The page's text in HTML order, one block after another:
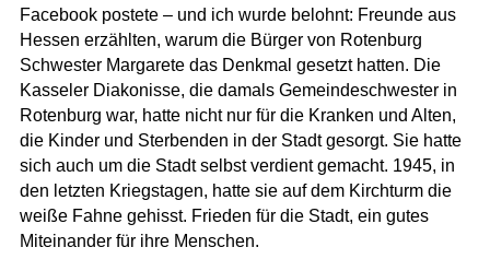
Facebook postete – und ich wurde belohnt: Freunde aus
Hessen erzählten, warum die Bürger von Rotenburg
Schwester Margarete das Denkmal gesetzt hatten. Die
Kasseler Diakonisse, die damals Gemeindeschwester in
Rotenburg war, hatte nicht nur für die Kranken und Alten,
die Kinder und Sterbenden in der Stadt gesorgt. Sie hatte
sich auch um die Stadt selbst verdient gemacht. 1945, in
den letzten Kriegstagen, hatte sie auf dem Kirchturm die
weiße Fahne gehisst. Frieden für die Stadt, ein gutes
Miteinander für ihre Menschen.